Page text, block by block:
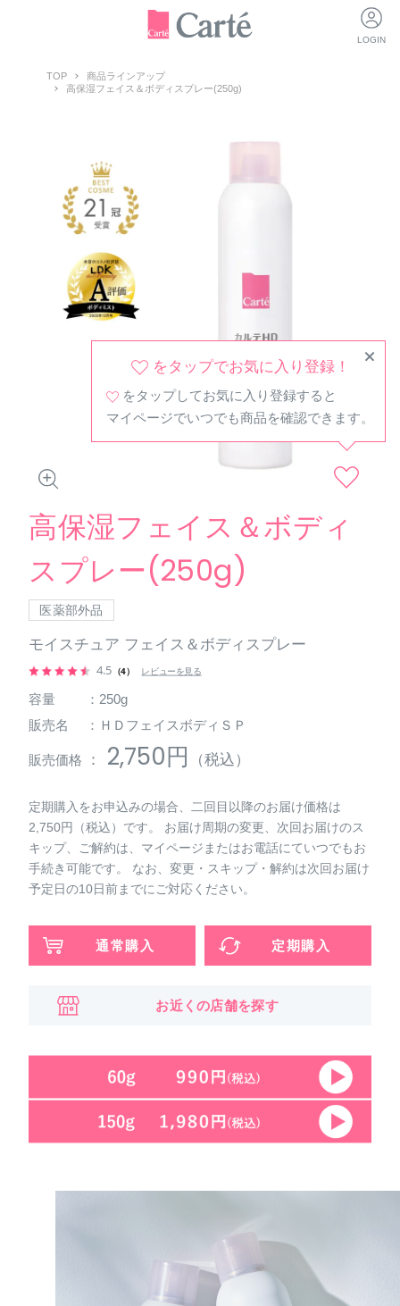
LOGIN
TOP
商品ラインアップ
高保湿フェイス＆ボディスプレー(250g)
高保湿フェイス＆ボディ
スプレー(250g)
医薬部外品
モイスチュア フェイス＆ボディスプレー
4.5 （4） レビューを見る
容量
：250g
販売名
：ＨＤフェイスボディＳＰ
販売価格 ： 2,750円 （税込）
定期購入をお申込みの場合、二回目以降のお届け価格は
2,750円（税込）です。 お届け周期の変更、次回お届けのス
キップ、ご解約は、マイページまたはお電話にていつでもお
手続き可能です。 なお、変更・スキップ・解約は次回お届け
予定日の10日前までにご対応ください。
定期購入
通常購入
をタップでお気に入り登録！
をタップしてお気に入り登録すると
マイページでいつでも商品を確認できます。
お近くの店舗を探す